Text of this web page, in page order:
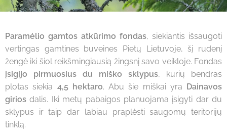
Paramėlio gamtos atkūrimo fondas, siekiantis išsaugoti
vertingas gamtines buveines Pietų Lietuvoje, šį rudenį
žengė iki šiol reikšmingiausią žingsnį savo veikloje. Fondas
įsigijo pirmuosius du miško sklypus, kurių bendras
plotas siekia 4,5 hektaro. Abu šie miškai yra Dainavos
girios dalis. Iki metų pabaigos planuojama įsigyti dar du
sklypus ir taip dar labiau praplėsti saugomų teritorijų
tinklą.